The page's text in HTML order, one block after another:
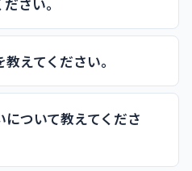
えてください。
ついて教えてくださ